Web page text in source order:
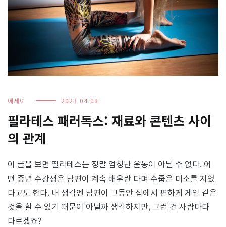
에세이 2023-04-08
필라테스 패러독스: 재료와 콘텐츠 사이
의 관계
이 글을 보면 필라테스는 정말 엄청난 운동이 아닐 수 없다. 어
떤 중년 수강생은 남편이 계속 배우란 다며 수줍은 미소를 지었
다고도 한다. 내 생각엔 남편이 그동안 집에서 편하게 게임 같은
것을 할 수 있기 때문이 아닐까 생각하지만, 그런 건 사람마다
다르겠죠?